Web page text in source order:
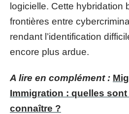
logicielle. Cette hybridation
frontières entre
rendant l’identification
encore plus ardue.
A lire en complément :
Immigration : quelles
connaître ?